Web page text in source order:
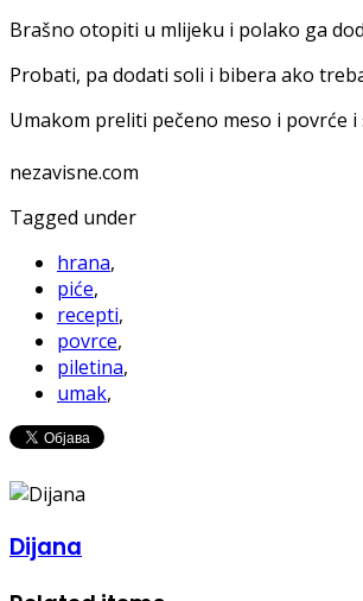
Brašno otopiti u mlijeku i polako ga
Probati, pa dodati soli i bibera ako
Umakom preliti pečeno meso i povrće
nezavisne.com
Tagged under
hrana,
piće,
recepti,
povrce,
piletina,
umak,
Dijana